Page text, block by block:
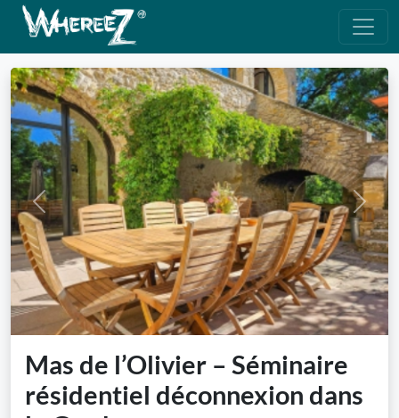
Previous Next
Mas de l’Olivier – Séminaire
résidentiel déconnexion dans